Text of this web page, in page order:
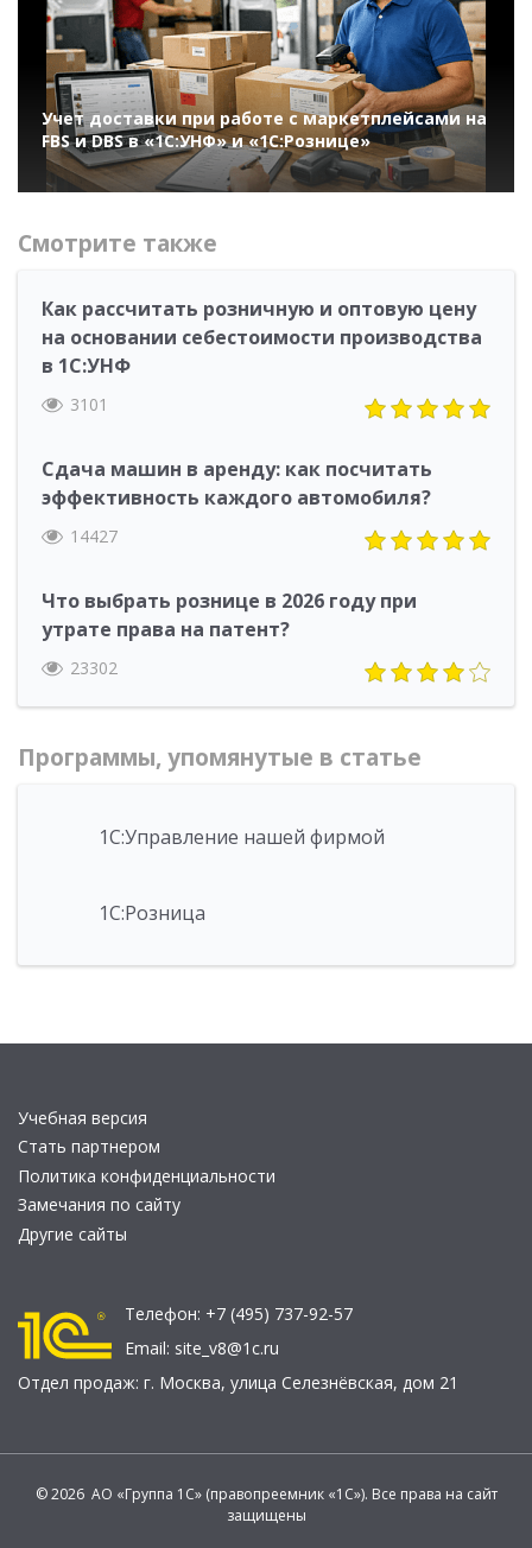
Учет доставки при работе с маркетплейсами на
FBS и DBS в «1С:УНФ» и «1С:Рознице»
Смотрите также
Как рассчитать розничную и оптовую цену
на основании себестоимости производства
в 1С:УНФ
3101
Сдача машин в аренду: как посчитать
эффективность каждого автомобиля?
14427
Что выбрать рознице в 2026 году при
утрате права на патент?
23302
Программы, упомянутые в статье
1С:Управление нашей фирмой
1С:Розница
Учебная версия
Стать партнером
Политика конфиденциальности
Замечания по сайту
Другие сайты
Телефон: +7 (495) 737-92-57
Email: site_v8@1c.ru
Отдел продаж: г. Москва, улица Селезнёвская, дом 21
© 2026 АО «Группа 1С» (правопреемник «1С»). Все права на сайт
защищены